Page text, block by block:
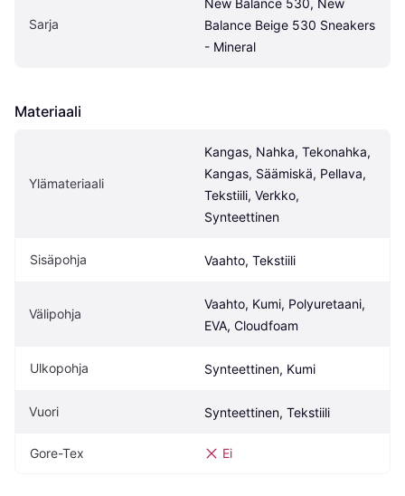
Sarja
Balance Beige 530 Sneakers
- Mineral
Materiaali
Ylämateriaali
Kangas, Nahka, Tekonahka,
Kangas, Säämiskä, Pellava,
Tekstiili, Verkko,
Synteettinen
Sisäpohja Vaahto, Tekstiili
Välipohja
Vaahto, Kumi, Polyuretaani,
EVA, Cloudfoam
Ulkopohja Synteettinen, Kumi
Vuori Synteettinen, Tekstiili
Gore-Tex Ei